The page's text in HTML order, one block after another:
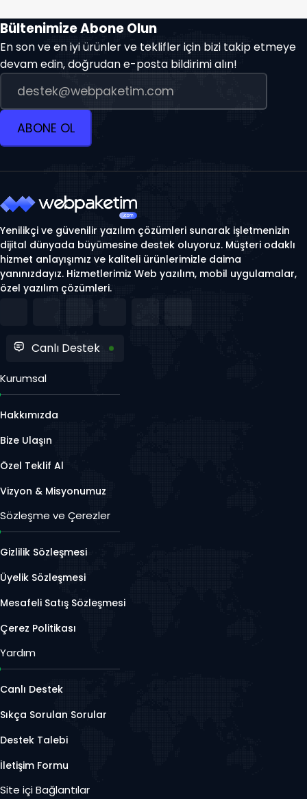
Bültenimize Abone Olun
En son ve en iyi ürünler ve teklifler için bizi takip etmeye
devam edin, doğrudan e-posta bildirimi alın!
ABONE OL
Yenilikçi ve güvenilir yazılım çözümleri sunarak işletmenizin
dijital dünyada büyümesine destek oluyoruz. Müşteri odaklı
hizmet anlayışımız ve kaliteli ürünlerimizle daima
yanınızdayız. Hizmetlerimiz Web yazılım, mobil uygulamalar,
özel yazılım çözümleri.
Canlı Destek
Kurumsal
Hakkımızda
Bize Ulaşın
Özel Teklif Al
Vizyon & Misyonumuz
Sözleşme ve Çerezler
Gizlilik Sözleşmesi
Üyelik Sözleşmesi
Mesafeli Satış Sözleşmesi
Çerez Politikası
Yardım
Canlı Destek
Sıkça Sorulan Sorular
Destek Talebi
İletişim Formu
Site içi Bağlantılar